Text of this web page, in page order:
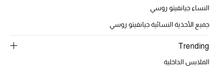
الموسم الجديد
النساء جيانفيتو روسي
جميع الأحذية النسائية جيانفيتو روسي
Trending
الملابس الداخلية